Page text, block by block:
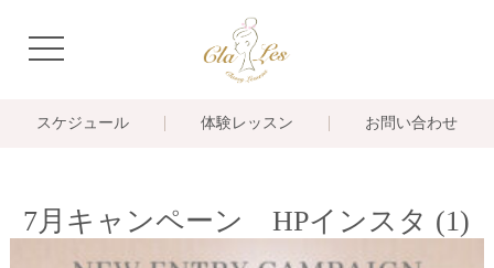
navigation
スケジュール 体験レッスン お問い合わせ
7月キャンペーン HPインスタ (1)